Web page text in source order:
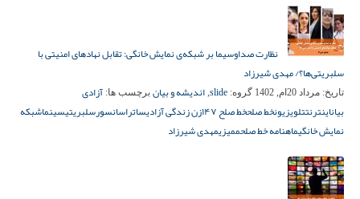
نظارت صداوسیما بر شبکه‌ی نمایش خانگی: تقابل نهادهای امنیتی با
سلبریتی‌ها؟/ مهدی شیرزاد
تاریخ: مرداد 20ام, 1402 گروه: slide
, اندیشه و بیان برچسب ها: آزادی
بیاناینترنتتلویزیونخط صلحخط صلح ۱۴۷ زن زندگی آزادیساتراسانسورسلبریتیسینماشبکه
نمایش خانگیماهنامه خط صلحممیزیمهدی شیرزاد